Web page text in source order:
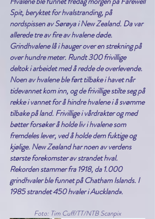
Spit, beryktet for hvalstranding, på
nordspissen av Sørøya i New Zealand. Da var
allerede tre av fire av hvalene døde.
Grindhvalene lå i hauger over en strekning på
over hundre meter. Rundt 300 frivillige
deltok i arbeidet med å redde de overlevende.
Noen av hvalene ble ført tilbake i havet når
tidevannet kom inn, og de frivillige stilte seg på
rekke i vannet for å hindre hvalene i å svømme
tilbake på land. Frivillige i vårdrakter og med
bøtter forsøker å holde liv i hvalene som
fremdeles lever, ved å holde dem fuktige og
kjølige. New Zealand har noen av verdens
største forekomster av strandet hval.
Rekorden stammer fra 1918, da 1.000
grindhvaler ble funnet på Chatham Islands. I
1985 strandet 450 hvaler i Auckland».
Foto: Tim Cuff/TT/NTB Scanpix